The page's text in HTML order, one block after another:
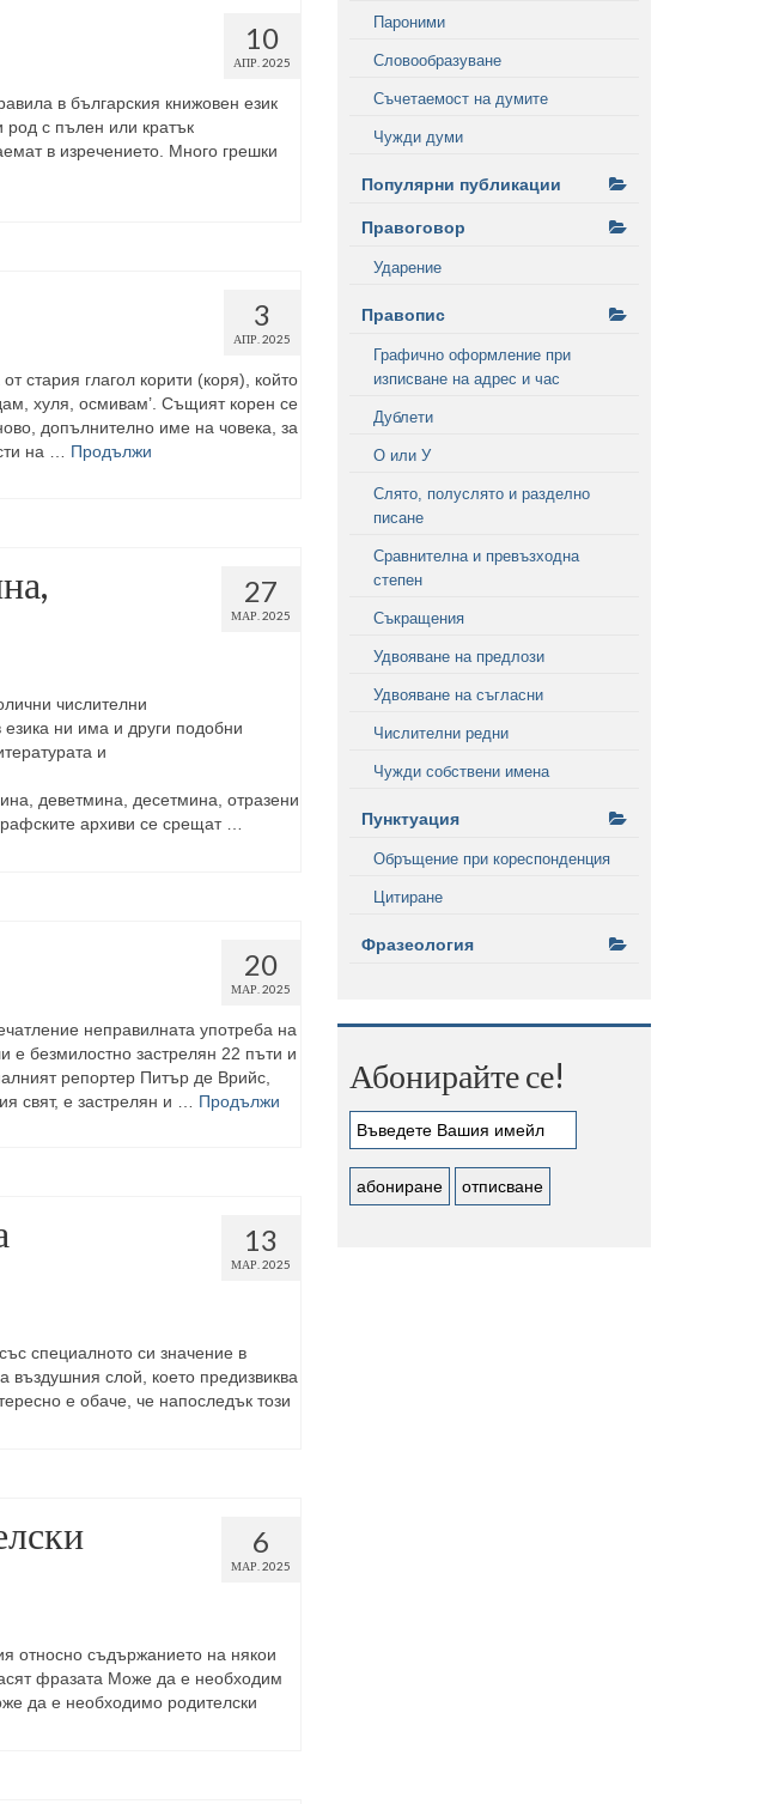
10
АПР. 2025
в българския книжовен език
род с пълен или кратък
в изречението. Много грешки
3
АПР. 2025
стария глагол корити (коря), който
хуля, осмивам’. Същият корен се
допълнително име на човека, за
на … Продължи
27
МАР. 2025
числителни
ни има и други подобни
и
деветмина, десетмина, отразени
архиви се срещат …
20
МАР. 2025
неправилната употреба на
е безмилостно застрелян 22 пъти и
репортер Питър де Врийс,
свят, е застрелян и … Продължи
13
МАР. 2025
специалното си значение в
въздушния слой, което предизвиква
е обаче, че напоследък този
6
МАР. 2025
относно съдържанието на някои
фразата Може да е необходим
да е необходимо родителски
Пароними
Словообразуване
Съчетаемост на думите
Чужди думи
Популярни публикации
Правоговор
Ударение
Правопис
Графично оформление при
изписване на адрес и час
Дублети
О или У
Слято, полуслято и разделно
писане
Сравнителна и превъзходна
степен
Съкращения
Удвояване на предлози
Удвояване на съгласни
Числителни редни
Чужди собствени имена
Пунктуация
Обръщение при кореспонденция
Цитиране
Фразеология
Абонирайте се!